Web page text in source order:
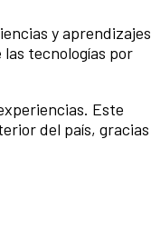
y aprendizajes
tecnologías por
Este
del país, gracias